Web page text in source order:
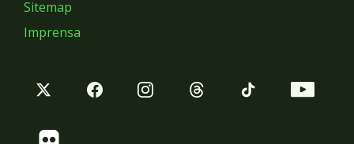
Sitemap
Imprensa